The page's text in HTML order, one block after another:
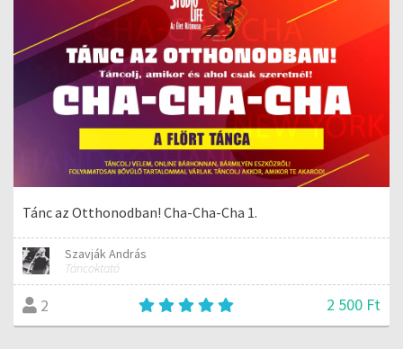
Tánc az Otthonodban! Cha-Cha-Cha 1.
Szavják András
Táncoktató
2 2 500 Ft